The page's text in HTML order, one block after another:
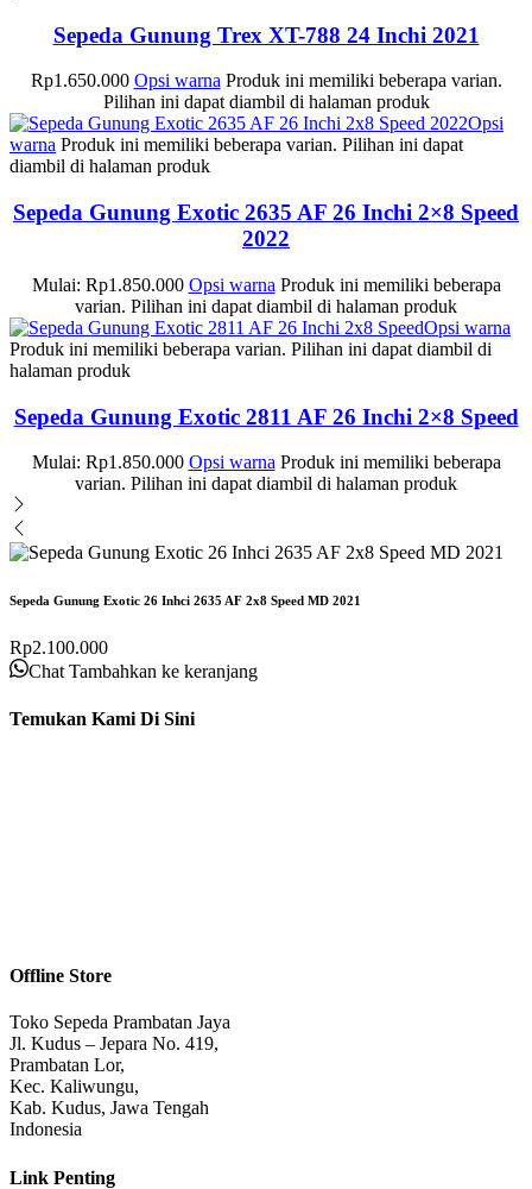
Sepeda Gunung Trex XT-788 24 Inchi 2021
Rp1.650.000 Opsi warna Produk ini memiliki beberapa varian.
Pilihan ini dapat diambil di halaman produk
Opsi
warna Produk ini memiliki beberapa varian. Pilihan ini dapat
diambil di halaman produk
Sepeda Gunung Exotic 2635 AF 26 Inchi 2×8 Speed
2022
Mulai: Rp1.850.000 Opsi warna Produk ini memiliki beberapa
varian. Pilihan ini dapat diambil di halaman produk
Opsi warna
Produk ini memiliki beberapa varian. Pilihan ini dapat diambil di
halaman produk
Sepeda Gunung Exotic 2811 AF 26 Inchi 2×8 Speed
Mulai: Rp1.850.000 Opsi warna Produk ini memiliki beberapa
varian. Pilihan ini dapat diambil di halaman produk
Sepeda Gunung Exotic 26 Inhci 2635 AF 2x8 Speed MD 2021
Rp2.100.000
Chat Tambahkan ke keranjang
Temukan Kami Di Sini
Offline Store
Toko Sepeda Prambatan Jaya
Jl. Kudus – Jepara No. 419,
Prambatan Lor,
Kec. Kaliwungu,
Kab. Kudus, Jawa Tengah
Indonesia
Link Penting